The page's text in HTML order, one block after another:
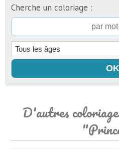
Cherche un coloriage :
D'autres